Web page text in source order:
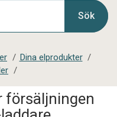
Sök
/ Dina elprodukter /
/
försäljningen